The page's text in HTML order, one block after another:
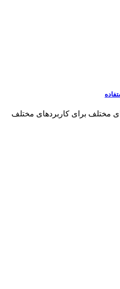
مختلف برای کاربردهای مختلف